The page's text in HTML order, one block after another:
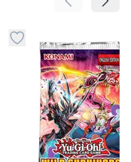
Pomeranje
omiljeno
Dugme za dodavanje